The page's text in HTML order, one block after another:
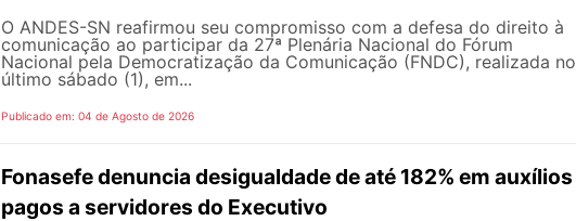
O ANDES-SN reafirmou seu compromisso com a defesa do direito à
comunicação ao participar da 27ª Plenária Nacional do Fórum
Nacional pela Democratização da Comunicação (FNDC), realizada no
último sábado (1), em...
Publicado em: 04 de Agosto de 2026
Fonasefe denuncia desigualdade de até 182% em auxílios
pagos a servidores do Executivo